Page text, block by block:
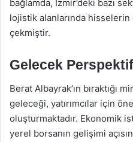
bağlamda, İzmir’deki bazı
lojistik alanlarında hisselerin
çekmiştir.
Gelecek
Berat Albayrak’ın bıraktığı
geleceği, yatırımcılar için
oluşturmaktadır. Ekonomik
yerel borsanın gelişimi